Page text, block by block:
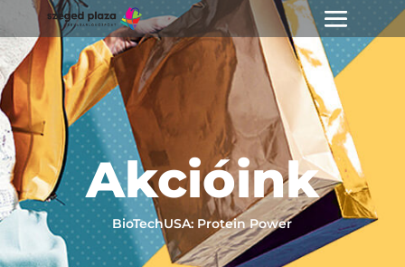
Akcióink
BioTechUSA: Protein Power